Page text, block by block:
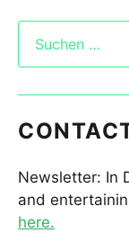
Newsletter: In
and
here.